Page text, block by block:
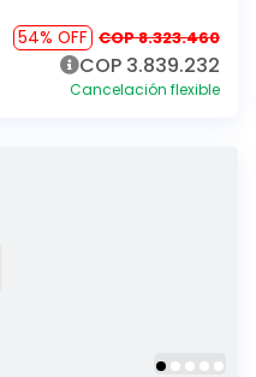
54% OFF COP 8.323.460
COP 3.839.232
Cancelación flexible